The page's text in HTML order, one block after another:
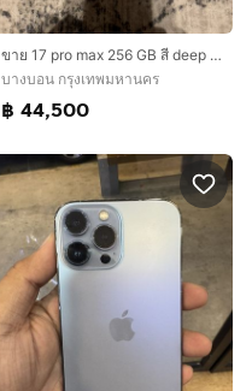
ขาย 17 pro max 256 GB สี deep blue เครื่องศูนย์ไทย ไม่มีประวัติการซ่อม ไม่มีตำหนิ สภาพสวยมาก มีประกันศูนย์ ใช้งานดีมากกล้องสวย เครื่องใช้งานปกติทุกอย่าง อุปกรณ์ครบกล่อง
บางบอน กรุงเทพมหานคร
฿ 44,500